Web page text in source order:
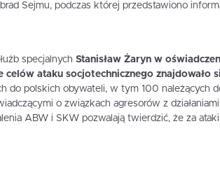
Sejmu, podczas której przedstawiono
specjalnych Stanisław Żaryn w
celów ataku socjotechnicznego znajdowało
do polskich obywateli, w tym 100 należących
o związkach agresorów z
ABW i SKW pozwalają twierdzić, że za